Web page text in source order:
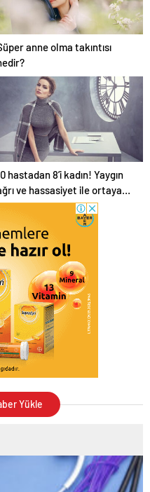
anne olma takıntısı
hastadan 8’i kadın! Yaygın
ve hassasiyet ile ortaya
Yükle